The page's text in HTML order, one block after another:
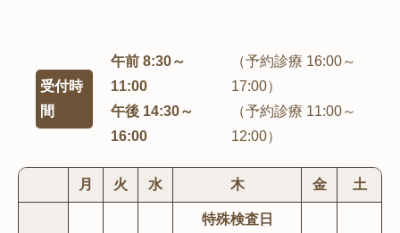
受付時
間
午前 8:30～
11:00
午後 14:30～
16:00
（予約診療 16:00～
17:00）
（予約診療 11:00～
12:00）
月 火 水 木 金 土
特殊検査日